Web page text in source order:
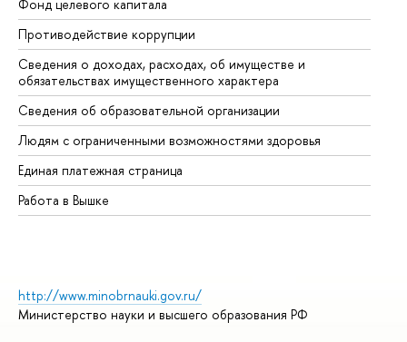
Фонд целевого капитала
Противодействие коррупции
Сведения о доходах, расходах, об имуществе и
обязательствах имущественного характера
Сведения об образовательной организации
Людям с ограниченными возможностями здоровья
Единая платежная страница
Работа в Вышке
http://www.minobrnauki.gov.ru/
Министерство науки и высшего образования РФ